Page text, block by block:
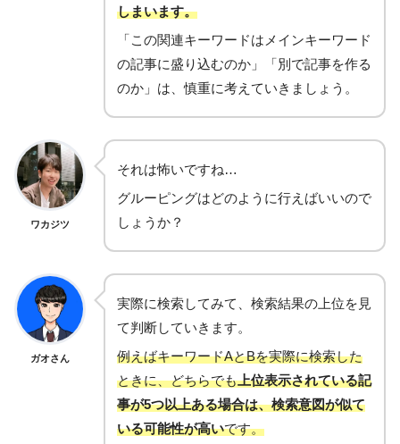
しまいます。
「この関連キーワードはメインキーワード
の記事に盛り込むのか」「別で記事を作る
のか」は、慎重に考えていきましょう。
ワカジツ
それは怖いですね…
グルーピングはどのように行えばいいので
しょうか？
ガオさん
実際に検索してみて、検索結果の上位を見
て判断していきます。
例えばキーワードAとBを実際に検索した
ときに、どちらでも上位表示されている記
事が5つ以上ある場合は、検索意図が似て
いる可能性が高いです。